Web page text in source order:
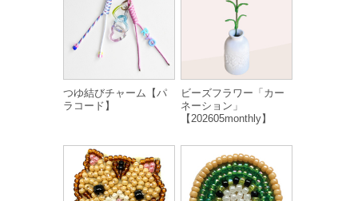
つゆ結びチャーム【パ
ラコード】
ビーズフラワー「カー
ネーション」
【202605monthly】